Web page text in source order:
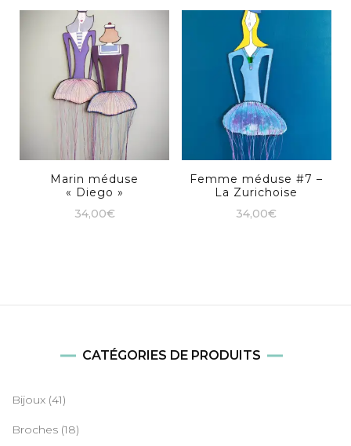
Marin méduse
« Diego »
34,00€
Femme méduse #7 –
La Zurichoise
34,00€
CATÉGORIES DE PRODUITS
Bijoux (41)
Broches (18)